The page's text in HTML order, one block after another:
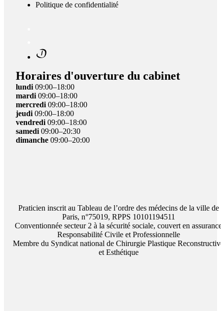
Politique de confidentialité
Horaires d'ouverture du cabinet
lundi 09:00–18:00
mardi 09:00–18:00
mercredi 09:00–18:00
jeudi 09:00–18:00
vendredi 09:00–18:00
samedi 09:00–20:30
dimanche 09:00–20:00
Praticien inscrit au Tableau de l’ordre des médecins de la ville de
Paris, n°75019, RPPS 10101194511
Conventionnée secteur 2 à la sécurité sociale, couvert en
Responsabilité Civile et Professionnelle
Membre du Syndicat national de Chirurgie Plastique
et Esthétique